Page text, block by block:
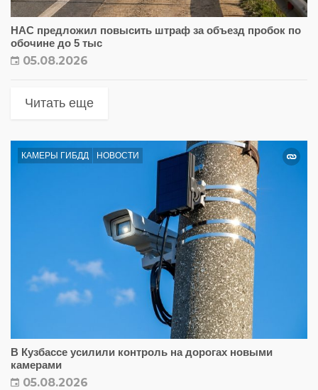
НАС предложил повысить штраф за объезд пробок по
обочине до 5 тыс
05.08.2026
Читать еще
КАМЕРЫ ГИБДД НОВОСТИ
В Кузбассе усилили контроль на дорогах новыми
камерами
05.08.2026